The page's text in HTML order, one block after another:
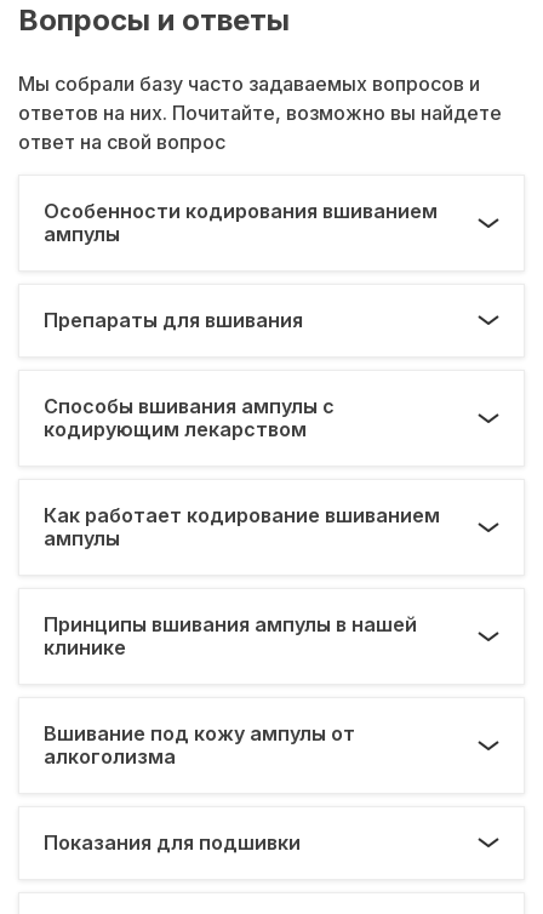
Вопросы и ответы
Мы собрали базу часто задаваемых вопросов и
ответов на них. Почитайте, возможно вы найдете
ответ на свой вопрос
Особенности кодирования вшиванием
ампулы
Препараты для вшивания
Способы вшивания ампулы с
кодирующим лекарством
Как работает кодирование вшиванием
ампулы
Принципы вшивания ампулы в нашей
клинике
Вшивание под кожу ампулы от
алкоголизма
Показания для подшивки